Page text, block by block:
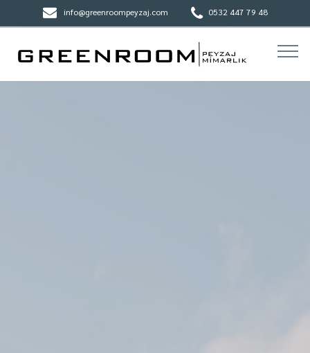
info@greenroompeyzaj.com 0532 447 79 48